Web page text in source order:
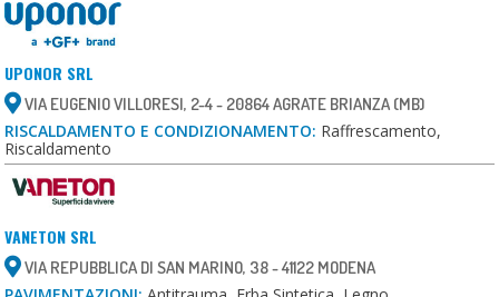
UPONOR SRL
VIA EUGENIO VILLORESI, 2-4 - 20864 AGRATE BRIANZA (MB)
RISCALDAMENTO E CONDIZIONAMENTO: Raffrescamento,
Riscaldamento
VANETON SRL
VIA REPUBBLICA DI SAN MARINO, 38 - 41122 MODENA